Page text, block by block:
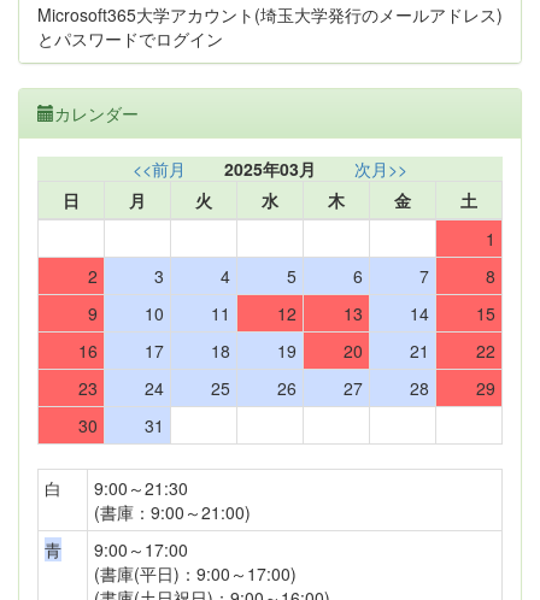
Microsoft365大学アカウント(埼玉大学発行のメールアドレス)
とパスワードでログイン
カレンダー
<<前月 2025年03月
次月>>
日
月 火 水 木 金
土
1
2
3 4 5 6 7
8
9
10 11 12 13 14
15
16
17 18 19 20 21
22
23
24 25 26 27 28
29
30
31
白
9:00～21:30
(書庫：9:00～21:00)
青
9:00～17:00
(書庫(平日)：9:00～17:00)